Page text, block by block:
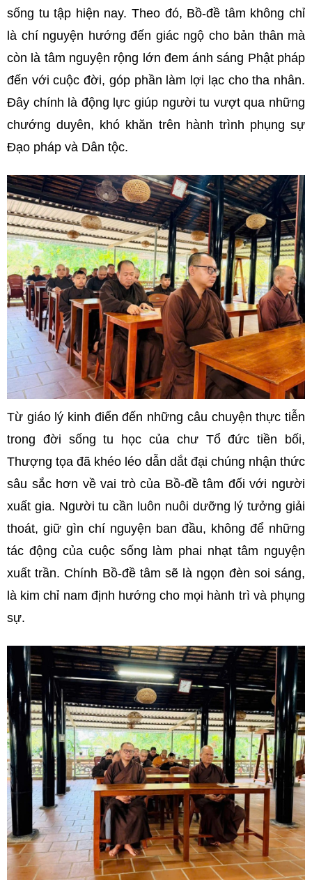
sống tu tập hiện nay. Theo đó, Bồ-đề tâm không chỉ
là chí nguyện hướng đến giác ngộ cho bản thân mà
còn là tâm nguyện rộng lớn đem ánh sáng Phật pháp
đến với cuộc đời, góp phần làm lợi lạc cho tha nhân.
Đây chính là động lực giúp người tu vượt qua những
chướng duyên, khó khăn trên hành trình phụng sự
Đạo pháp và Dân tộc.
Từ giáo lý kinh điển đến những câu chuyện thực tiễn
trong đời sống tu học của chư Tổ đức tiền bối,
Thượng tọa đã khéo léo dẫn dắt đại chúng nhận thức
sâu sắc hơn về vai trò của Bồ-đề tâm đối với người
xuất gia. Người tu cần luôn nuôi dưỡng lý tưởng giải
thoát, giữ gìn chí nguyện ban đầu, không để những
tác động của cuộc sống làm phai nhạt tâm nguyện
xuất trần. Chính Bồ-đề tâm sẽ là ngọn đèn soi sáng,
là kim chỉ nam định hướng cho mọi hành trì và phụng
sự.